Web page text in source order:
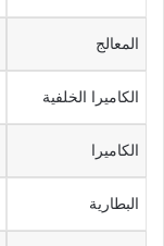
المعالج
الكاميرا الخلفية
الكاميرا
البطارية